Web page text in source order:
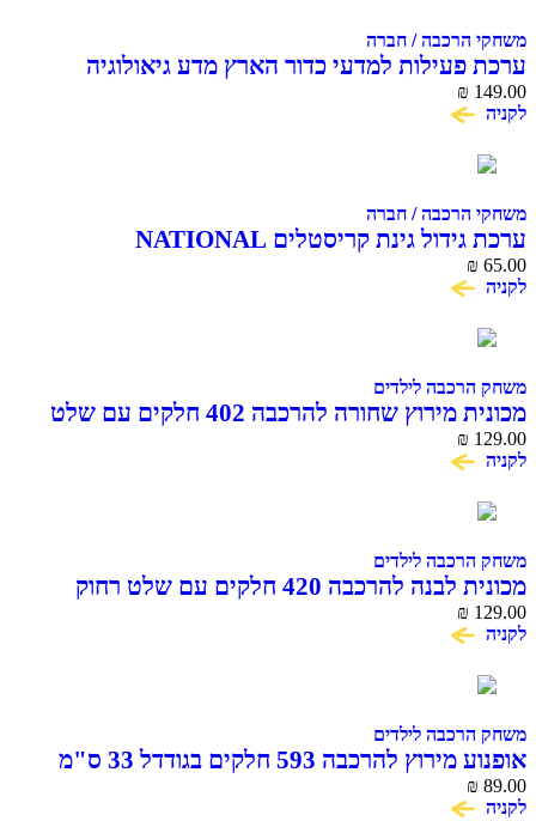
משחקי הרכבה / חברה
ערכת פעילות למדעי כדור הארץ מדע גיאולוגיה
National Geographic
₪ 149.00
לקניה
משחקי הרכבה / חברה
ערכת גידול גינת קריסטלים NATIONAL
GEOGRAPHIC CRYSTAL GARDEN
₪ 65.00
לקניה
משחק הרכבה לילדים
מכונית מירוץ שחורה להרכבה 402 חלקים עם שלט
COME ALIVE
₪ 129.00
לקניה
משחק הרכבה לילדים
מכונית לבנה להרכבה 420 חלקים עם שלט רחוק
COME ALIVE
₪ 129.00
לקניה
משחק הרכבה לילדים
אופנוע מירוץ להרכבה 593 חלקים בגודדל 33 ס"מ
COME ALIVE
₪ 89.00
לקניה